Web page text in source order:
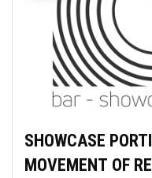
SHOWCASE
MOVEMENT OF